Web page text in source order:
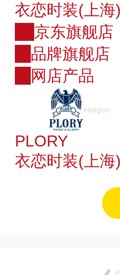
衣恋时装(上海
京东旗舰店
品牌旗舰店
网店产品
PLORY
衣恋时装(上海